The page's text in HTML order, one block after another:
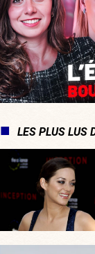
LES PLUS LUS